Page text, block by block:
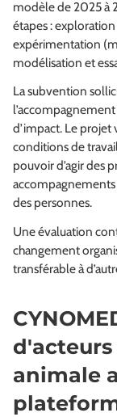
modèle de 2025 à
étapes :
expérimentation
modélisation et
La subvention
d’impact. Le projet
conditions de
pouvoir d’agir des
accompagnements
des personnes.
Une évaluation
changement
transférable à
animale